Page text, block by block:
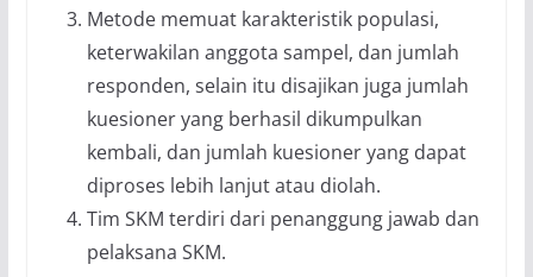
Metode memuat karakteristik populasi,
keterwakilan anggota sampel, dan jumlah
responden, selain itu disajikan juga jumlah
kuesioner yang berhasil dikumpulkan
kembali, dan jumlah kuesioner yang dapat
diproses lebih lanjut atau diolah.
Tim SKM terdiri dari penanggung jawab dan
pelaksana SKM.